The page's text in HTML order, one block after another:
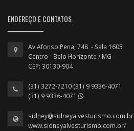
ENDEREÇO E CONTATOS
Av Afonso Pena, 748 - Sala 1605
Centro - Belo Horizonte / MG
CEP: 30130-904
(31) 3272-7210 (31) 9 9336-4071
(31) 9 9336-4071
sidney@sidneyalvesturismo.com.br
www.sidneyalvesturismo.com.br/